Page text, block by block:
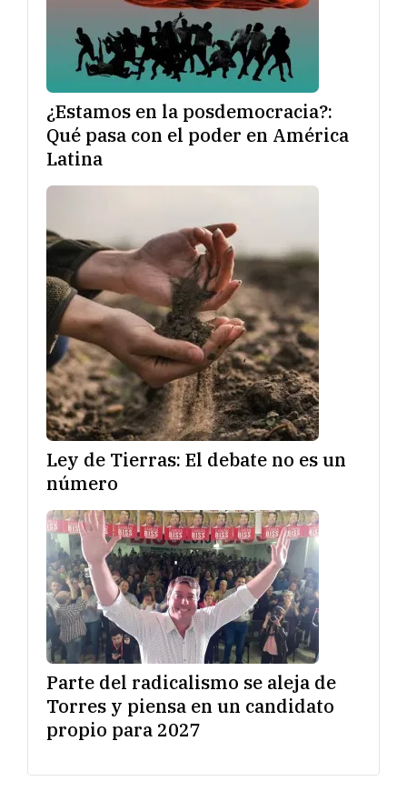
¿Estamos en la posdemocracia?:
Qué pasa con el poder en América
Latina
Ley de Tierras: El debate no es un
número
Parte del radicalismo se aleja de
Torres y piensa en un candidato
propio para 2027